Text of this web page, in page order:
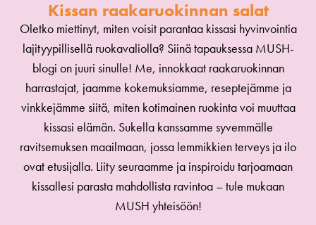
Kissan raakaruokinnan salat
Oletko miettinyt, miten voisit parantaa kissasi hyvinvointia
lajityypillisellä ruokavaliolla? Siinä tapauksessa MUSH-
blogi on juuri sinulle! Me, innokkaat raakaruokinnan
harrastajat, jaamme kokemuksiamme, reseptejämme ja
vinkkejämme siitä, miten kotimainen ruokinta voi muuttaa
kissasi elämän. Sukella kanssamme syvemmälle
ravitsemuksen maailmaan, jossa lemmikkien terveys ja ilo
ovat etusijalla. Liity seuraamme ja inspiroidu tarjoamaan
kissallesi parasta mahdollista ravintoa – tule mukaan
MUSH yhteisöön!